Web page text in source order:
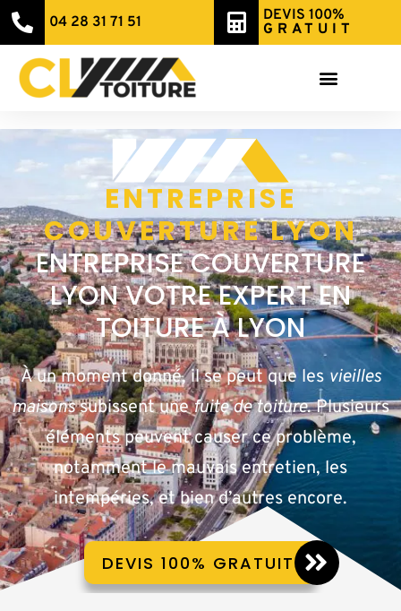
ENTREPRISE
COUVERTURE LYON
ENTREPRISE COUVERTURE
LYON VOTRE EXPERT EN
TOITURE À LYON
À un moment donné, il se peut que les vieilles
maisonssubissent unefuite de toiture. Plusieurs
éléments peuvent causer ce problème,
notamment le mauvais entretien, les
intempéries, et bien d’autres encore.
DEVIS 100% GRATUIT
04 28 31 71 51
DEVIS 100%
GRATUIT